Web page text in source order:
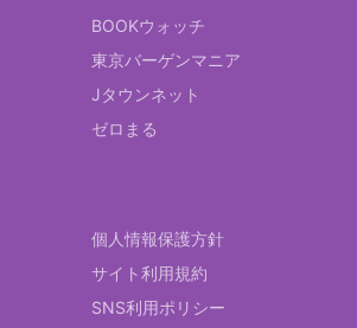
BOOKウォッチ
東京バーゲンマニア
Jタウンネット
ゼロまる
個人情報保護方針
サイト利用規約
SNS利用ポリシー